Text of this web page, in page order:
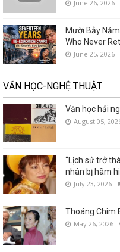
June 26, 2026
Mười Bảy
Who Never
June 25, 2026
VĂN HỌC-NGHỆ THUẬT
Văn học hải
August 05,
“Lịch sử trở
nhân bị hãm
July 23, 2026
Thoáng Chim
May 26, 2026